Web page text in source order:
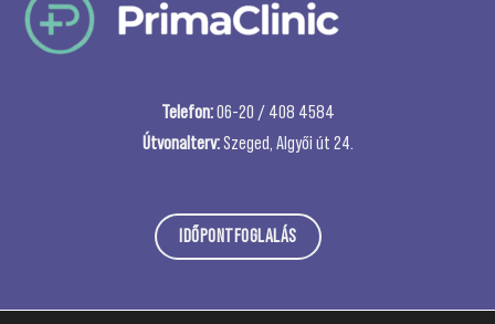
Telefon:06-20 / 408 4584
Útvonalterv:Szeged, Algyői út 24.
IDŐPONTFOGLALÁS